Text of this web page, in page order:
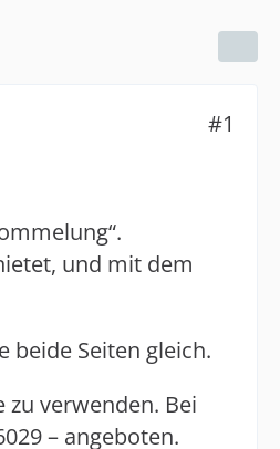
#1
und mit dem
Seiten gleich.
verwenden. Bei
– angeboten.